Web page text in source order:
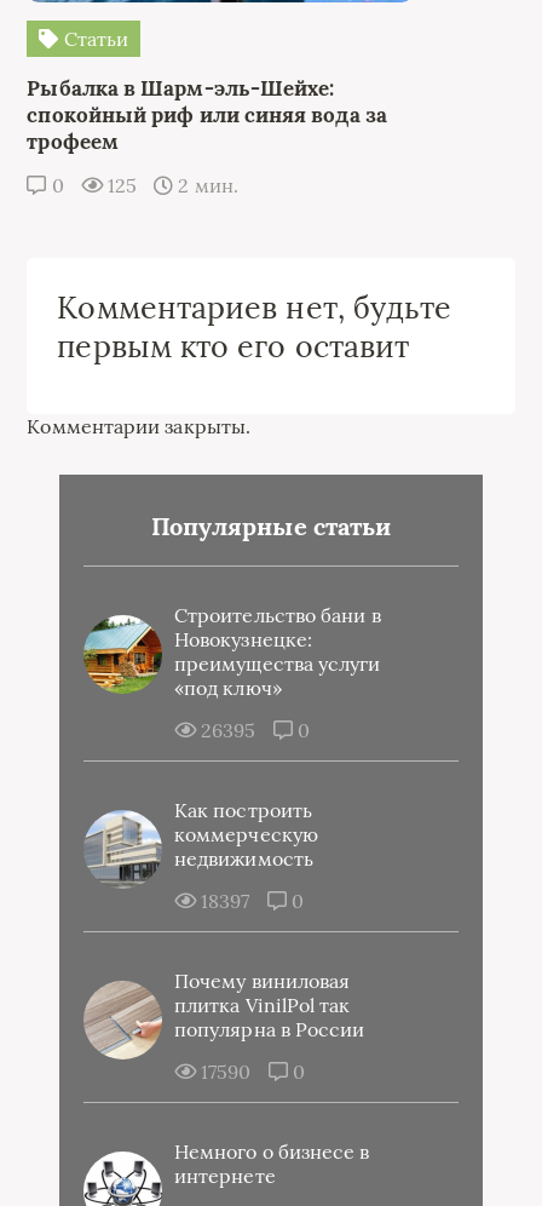
Статьи
Рыбалка в Шарм-эль-Шейхе:
спокойный риф или синяя вода за
трофеем
0 125 2 мин.
Комментариев нет, будьте
первым кто его оставит
Комментарии закрыты.
Популярные статьи
Строительство бани в
Новокузнецке:
преимущества услуги
«под ключ»
26395
0
Как построить
коммерческую
недвижимость
18397
0
Почему виниловая
плитка VinilPol так
популярна в России
17590
0
Немного о бизнесе в
интернете